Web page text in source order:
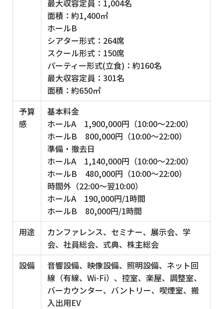
最大収容定員：1,004名
面積：約1,400㎡
ホールB
シアター形式：264席
スクール形式：150席
パーティー形式(立食)：約160名
最大収容定員：301名
面積：約650㎡
予算
感
基本料金
ホールA 1,900,000円（10:00～22:00）
ホールB 800,000円（10:00～22:00）
準備・撤去日
ホールA 1,140,000円（10:00～22:00）
ホールB 480,000円（10:00～22:00）
時間外（22:00〜翌10:00）
ホールA 190,000円/1時間
ホールB 80,000円/1時間
用途
カンファレンス、セミナー、展示会、学
会、社員総会、式典、株主総会
設備
音響設備、映像設備、照明設備、ネット回
線（有線、Wi-Fi）、控室、楽屋、調整室、
バーカウンター、バントリー、喫煙室、搬
入出用EV